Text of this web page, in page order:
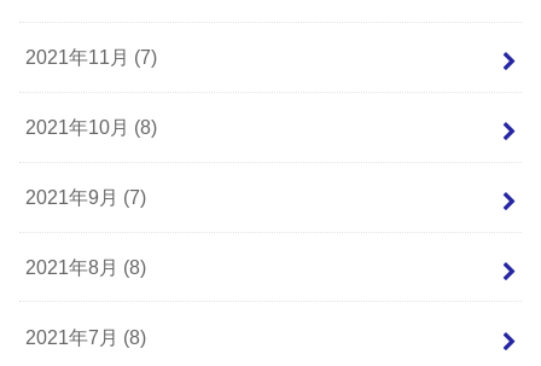
2021年11月 (7)
2021年10月 (8)
2021年9月 (7)
2021年8月 (8)
2021年7月 (8)